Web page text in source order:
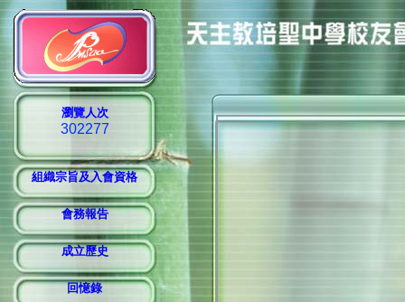
瀏覽人次
組織宗旨及入會資格
會務報告
成立歷史
回憶錄